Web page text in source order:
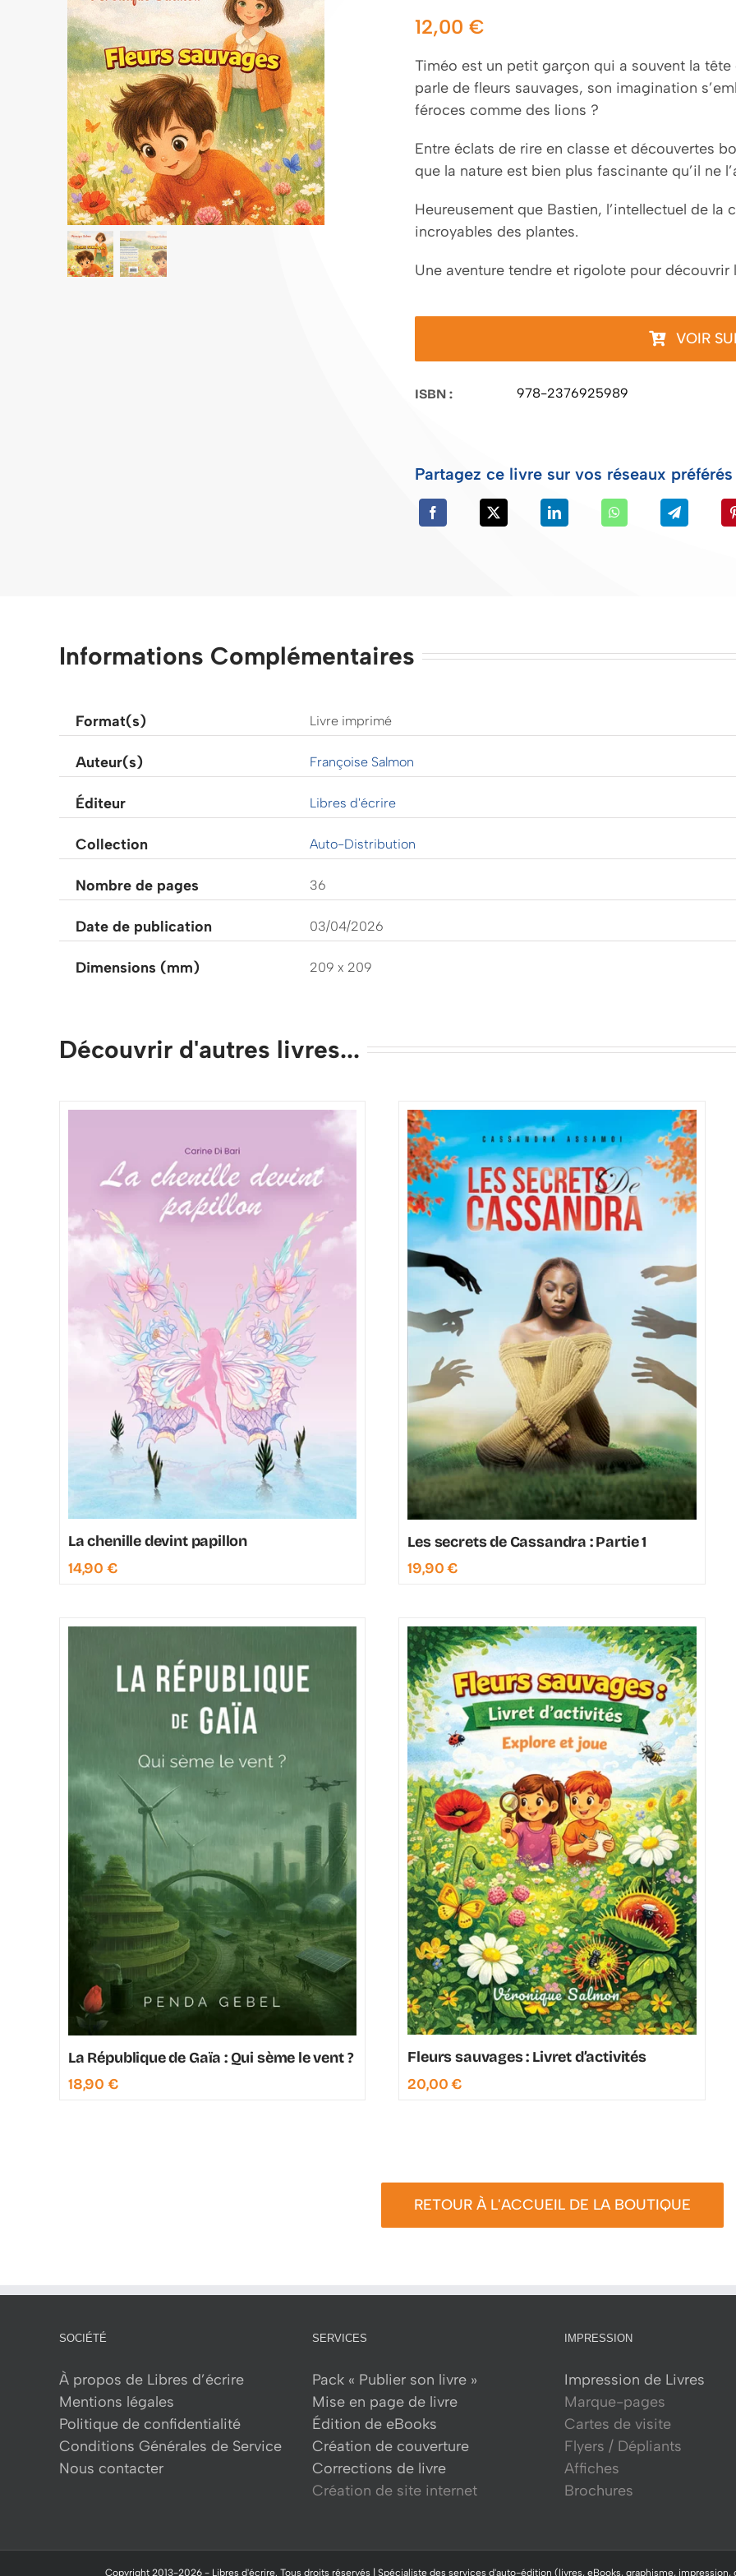
12,00€
Timéo est un petit garçon qui a souvent la
parle de fleurs sauvages, son imagination
féroces comme des lions ?
Entre éclats de rire en classe et découvertes
que la nature est bien plus fascinante qu’il ne
Heureusement que Bastien, l’intellectuel de la
incroyables des plantes.
Une aventure tendre et rigolote pour découvrir
VOIR
ISBN : 978-2376925989
Partagez ce livre sur vos réseaux
Informations Complémentaires
Format(s) Livre imprimé
Auteur(s) Françoise Salmon
Éditeur Libres d'écrire
Collection Auto-Distribution
Nombre de pages 36
Date de publication 03/04/2026
Dimensions (mm) 209 x 209
Découvrir d'autres livres...
La chenille devint papillon
14,90 €
Les secrets de Cassandra : Partie 1
19,90€
La République de Gaïa : Qui sème le vent ?
18,90 €
Fleurs sauvages : Livret d’activités
20,00€
RETOUR À L'ACCUEIL DE LA BOUTIQUE
SOCIÉTÉ
À propos de Libres d’écrire
Mentions légales
Politique de confidentialité
Conditions Générales de Service
Nous contacter
SERVICES
Pack « Publier son livre »
Mise en page de livre
Édition de eBooks
Création de couverture
Corrections de livre
Création de site internet
IMPRESSION
Impression de Livres
Marque-pages
Cartes de visite
Flyers / Dépliants
Affiches
Brochures
Copyright 2013-2026 - Libres d'écrire. Tous droits réservés | Spécialiste des services d'auto-édition (livres, eBooks, graphisme,